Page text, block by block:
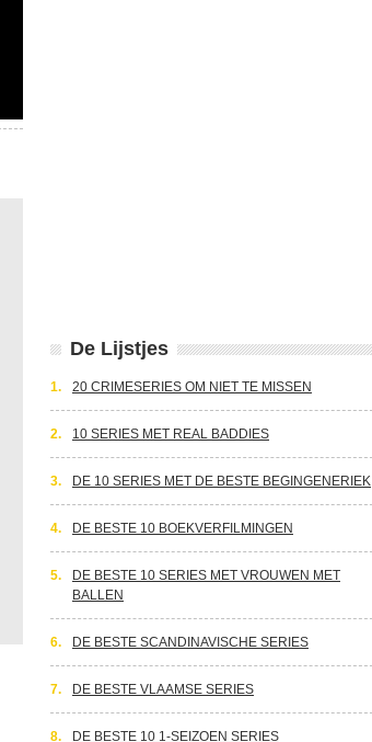
De Lijstjes
1. 20 CRIMESERIES OM NIET TE MISSEN
2. 10 SERIES MET REAL BADDIES
3. DE 10 SERIES MET DE BESTE BEGINGENERIEK
4. DE BESTE 10 BOEKVERFILMINGEN
5.
DE BESTE 10 SERIES MET VROUWEN MET
BALLEN
6. DE BESTE SCANDINAVISCHE SERIES
7. DE BESTE VLAAMSE SERIES
8. DE BESTE 10 1-SEIZOEN SERIES